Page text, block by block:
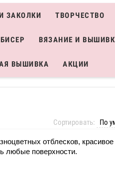
ЗАКОЛКИ ТВОРЧЕСТВО
ВЯЗАНИЕ И
ВЫШИВКА АКЦИИ
Сортировать:
отблесков,
любые поверхности.